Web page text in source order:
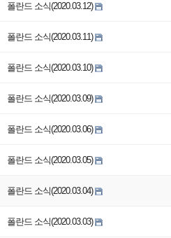
폴란드 소식(2020.03.12)
폴란드 소식(2020.03.11)
폴란드 소식(2020.03.10)
폴란드 소식(2020.03.09)
폴란드 소식(2020.03.06)
폴란드 소식(2020.03.05)
폴란드 소식(2020.03.04)
폴란드 소식(2020.03.03)